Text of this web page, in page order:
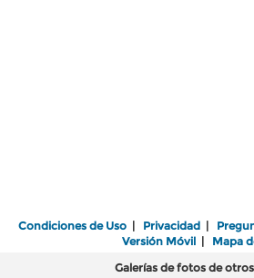
Condiciones de Uso | Privacidad |
Versión Móvil| Mapa
Galerías de fotos de